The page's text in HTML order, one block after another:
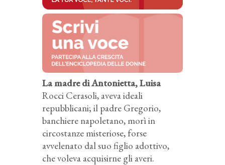
La madre di Antonietta, Luisa
Rocci Cerasoli, aveva ideali
repubblicani; il padre Gregorio,
banchiere napoletano, morì in
circostanze misteriose, forse
avvelenato dal suo figlio adottivo,
che voleva acquisirne gli averi.